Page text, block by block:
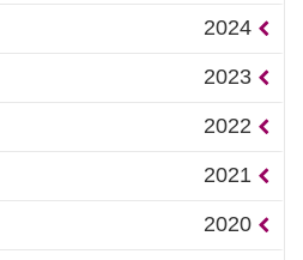
2024
2023
2022
2021
2020